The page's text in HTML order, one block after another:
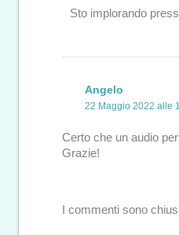
Sto implorando
Angelo
22 Maggio 2022 alle
Certo che un audio
Grazie!
I commenti sono